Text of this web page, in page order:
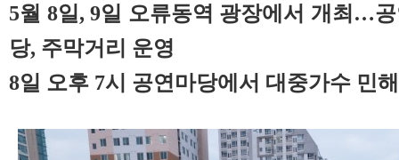
5월 8일, 9일 오류동역 광장에서 개최…
당, 주막거리 운영
8일 오후 7시 공연마당에서 대중가수 민